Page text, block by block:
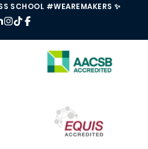
SCHOOL #WEAREMAKERS ✨